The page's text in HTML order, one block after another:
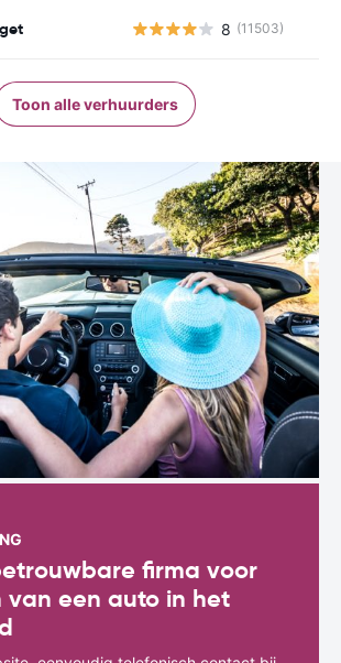
8 (11503)
Toon alle verhuurders
firma voor
van een auto in het